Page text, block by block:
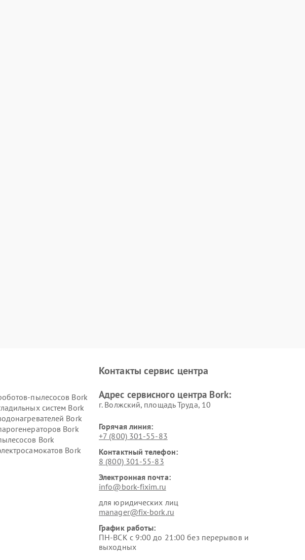
пылесосов Bork
систем Bork
Bork
Bork
Bork
Bork
Контакты сервис центра
Адрес сервисного центра Bork:
г. Волжский, площадь Труда, 10
Горячая линия:
+7 (800) 301-55-83
Контактный телефон:
8 (800) 301-55-83
Электронная почта:
info@bork-fixim.ru
для юридических лиц
manager@fix-bork.ru
График работы:
ПН-ВСК с 9:00 до 21:00 без перерывов и
выходных